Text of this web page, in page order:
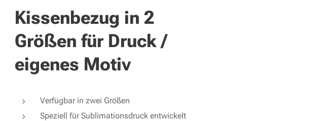
Kissenbezug in 2
Größen für Druck /
eigenes Motiv
Verfügbar in zwei Größen
Speziell für Sublimationsdruck entwickelt